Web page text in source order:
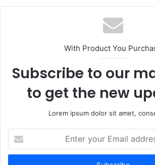
b
s
i
e
With Product You
Subscribe to our
to get the new
Lorem ipsum dolor sit amet,
t